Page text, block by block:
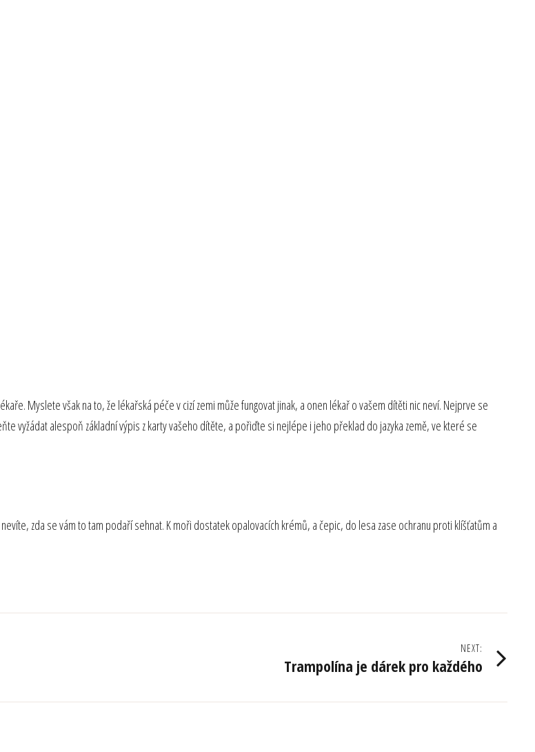
Myslete však na to, že lékařská péče v cizí zemi může fungovat jinak, a onen lékař o vašem dítěti nic neví. Nejprve se
vyžádat alespoň základní výpis z karty vašeho dítěte, a pořiďte si nejlépe i jeho překlad do jazyka země, ve které se
zda se vám to tam podaří sehnat. K moři dostatek opalovacích krémů, a čepic, do lesa zase ochranu proti klíšťatům a
NEXT:
Trampolína je dárek pro každého